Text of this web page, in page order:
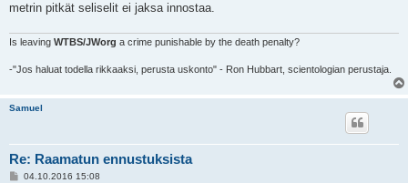
metrin pitkät seliselit ei jaksa innostaa.
Is leaving WTBS/JWorg a crime punishable by the death penalty?
-"Jos haluat todella rikkaaksi, perusta uskonto" - Ron Hubbart, scientologian perustaja.
Samuel
Re: Raamatun ennustuksista
V04.10.2016 15:08